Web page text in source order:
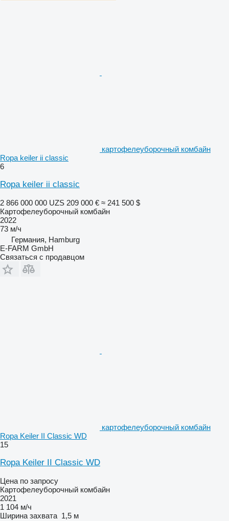
картофелеуборочный комбайн
Ropa keiler ii classic
6
Ropa keiler ii classic
2 866 000 000 UZS 209 000 € ≈ 241 500 $
Картофелеуборочный комбайн
2022
73 м/ч
Германия, Hamburg
E-FARM GmbH
Связаться с продавцом
картофелеуборочный комбайн
Ropa Keiler II Classic WD
15
Ropa Keiler II Classic WD
Цена по запросу
Картофелеуборочный комбайн
2021
1 104 м/ч
Ширина захвата 1,5 м